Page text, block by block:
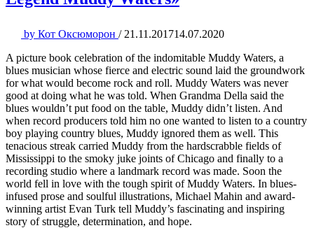
by Кот Оксюморон / 21.11.201714.07.2020
A picture book celebration of the indomitable Muddy Waters, a
blues musician whose fierce and electric sound laid the groundwork
for what would become rock and roll. Muddy Waters was never
good at doing what he was told. When Grandma Della said the
blues wouldn’t put food on the table, Muddy didn’t listen. And
when record producers told him no one wanted to listen to a country
boy playing country blues, Muddy ignored them as well. This
tenacious streak carried Muddy from the hardscrabble fields of
Mississippi to the smoky juke joints of Chicago and finally to a
recording studio where a landmark record was made. Soon the
world fell in love with the tough spirit of Muddy Waters. In blues-
infused prose and soulful illustrations, Michael Mahin and award-
winning artist Evan Turk tell Muddy’s fascinating and inspiring
story of struggle, determination, and hope.